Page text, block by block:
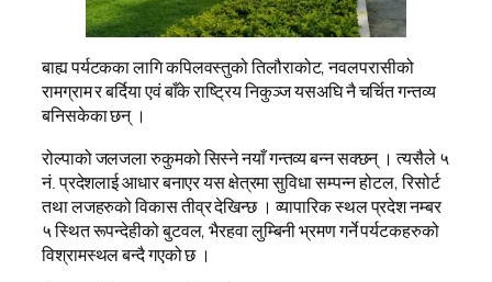
बाह्य पर्यटकका लागि कपिलवस्तुको तिलौराकोट, नवलपरासीको
रामग्राम र बर्दिया एवं बाँके राष्ट्रिय निकुञ्ज यसअघि नै चर्चित गन्तव्य
बनिसकेका छन् ।
रोल्पाको जलजला रुकुमको सिस्ने नयाँ गन्तव्य बन्न सक्छन् । त्यसैले ५
नं. प्रदेशलाई आधार बनाएर यस क्षेत्रमा सुविधा सम्पन्न होटल, रिसोर्ट
तथा लजहरुको विकास तीव्र देखिन्छ । व्यापारिक स्थल प्रदेश नम्बर
५ स्थित रूपन्देहीको बुटवल, भैरहवा लुम्बिनी भ्रमण गर्ने पर्यटकहरुको
विश्रामस्थल बन्दै गएको छ ।